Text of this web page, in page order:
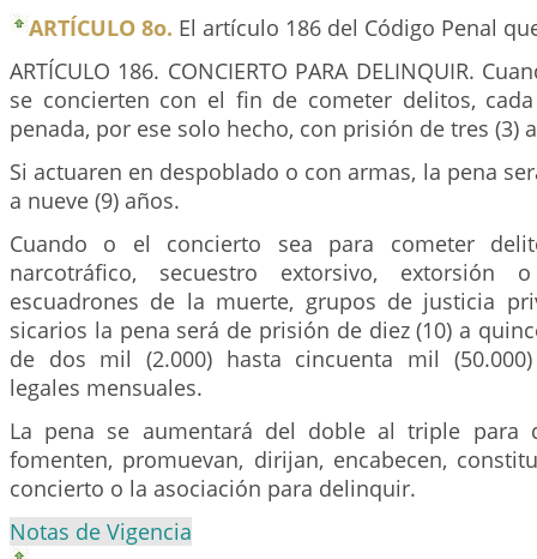
ARTÍCULO 8o. El artículo 186 del Código Penal
ARTÍCULO 186. CONCIERTO PARA DELINQUIR.
se concierten con el fin de cometer delitos,
penada, por ese solo hecho, con prisión de tres (3)
Si actuaren en despoblado o con armas, la pena
a nueve (9) años.
Cuando o el concierto sea para cometer
narcotráfico, secuestro extorsivo, extorsión
escuadrones de la muerte, grupos de justicia
sicarios la pena será de prisión de diez (10) a
de dos mil (2.000) hasta cincuenta mil
legales mensuales.
La pena se aumentará del doble al triple para
fomenten, promuevan, dirijan, encabecen,
concierto o la asociación para delinquir.
Notas de Vigencia